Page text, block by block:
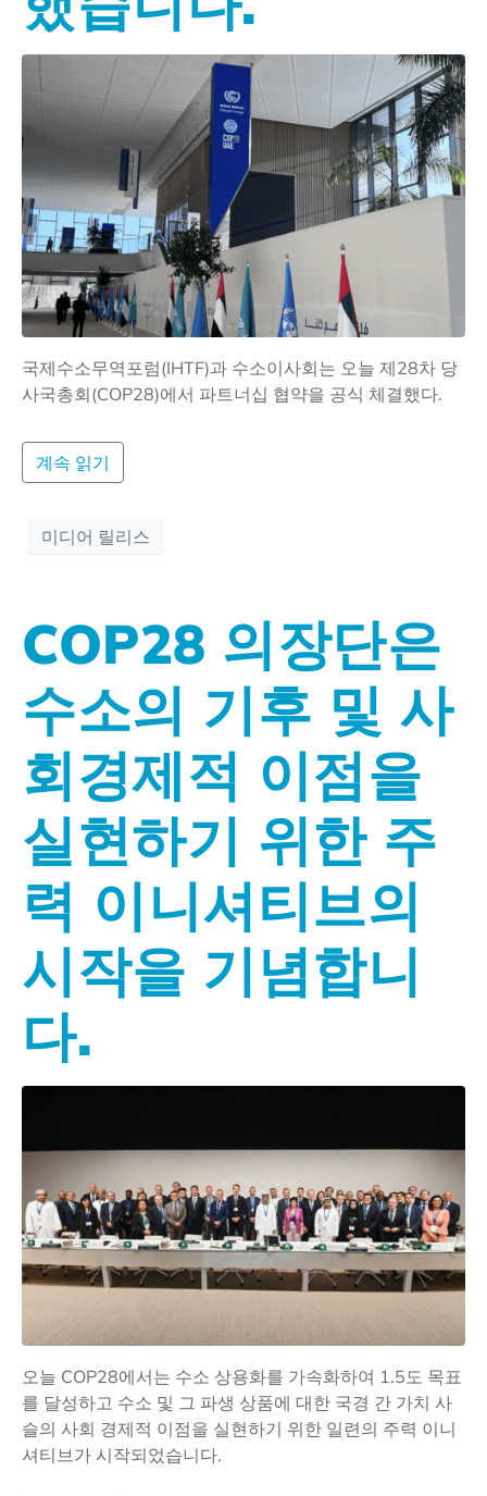
국제수소무역포럼(IHTF)과 수소이사회는 오늘 제28차 당
사국총회(COP28)에서 파트너십 협약을 공식 체결했다.
계속 읽기
미디어 릴리스
COP28 의장단은
수소의 기후 및 사
회경제적 이점을
실현하기 위한 주
력 이니셔티브의
시작을 기념합니
다.
오늘 COP28에서는 수소 상용화를 가속화하여 1.5도 목표
를 달성하고 수소 및 그 파생 상품에 대한 국경 간 가치 사
슬의 사회 경제적 이점을 실현하기 위한 일련의 주력 이니
셔티브가 시작되었습니다.